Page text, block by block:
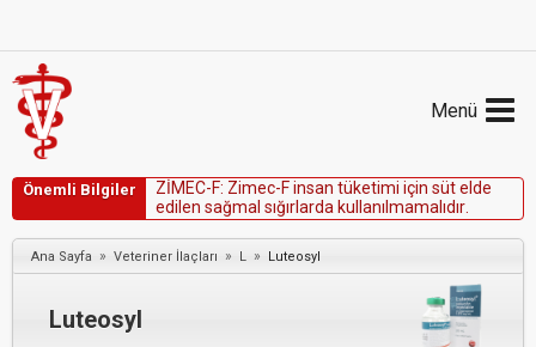
Menü
Önemli Bilgiler ZİM EC-F: Zimec-Finsan tüketimi için süte de
edi en sağma sığırarda ku anı mama ıdır
Ana Sayfa » Veteriner İlaçları » L » Luteosyl
Luteosyl